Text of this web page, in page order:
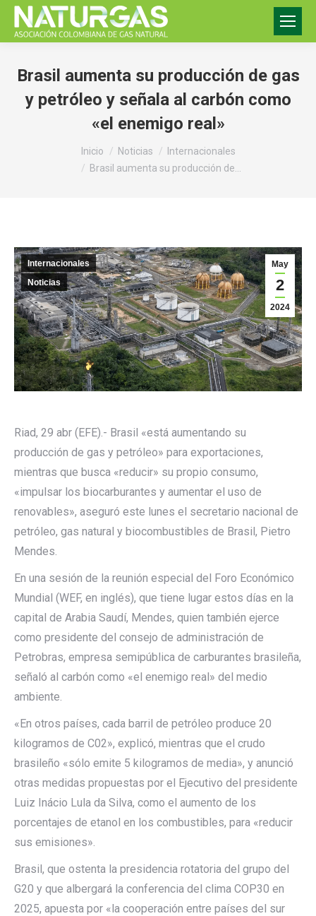
Brasil aumenta su producción de gas
y petróleo y señala al carbón como
«el enemigo real»
Inicio Noticias
Internacionales
Brasil aumenta su producción de…
May
2
2024
Internacionales
Noticias
Riad, 29 abr (EFE).- Brasil «está aumentando su
producción de gas y petróleo» para exportaciones,
mientras que busca «reducir» su propio consumo,
«impulsar los biocarburantes y aumentar el uso de
renovables», aseguró este lunes el secretario nacional de
petróleo, gas natural y biocombustibles de Brasil, Pietro
Mendes.
En una sesión de la reunión especial del Foro Económico
Mundial (WEF, en inglés), que tiene lugar estos días en la
capital de Arabia Saudí, Mendes, quien también ejerce
como presidente del consejo de administración de
Petrobras, empresa semipública de carburantes brasileña,
señaló al carbón como «el enemigo real» del medio
ambiente.
«En otros países, cada barril de petróleo produce 20
kilogramos de C02», explicó, mientras que el crudo
brasileño «sólo emite 5 kilogramos de media», y anunció
otras medidas propuestas por el Ejecutivo del presidente
Luiz Inácio Lula da Silva, como el aumento de los
porcentajes de etanol en los combustibles, para «reducir
sus emisiones».
Brasil, que ostenta la presidencia rotatoria del grupo del
G20 y que albergará la conferencia del clima COP30 en
2025, apuesta por «la cooperación entre países del sur